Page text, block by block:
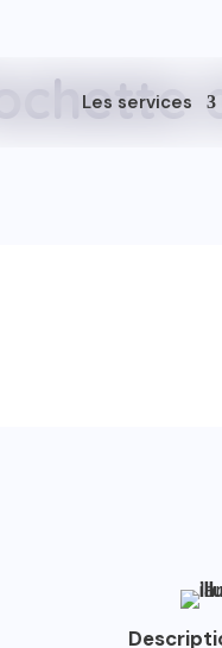
Les services